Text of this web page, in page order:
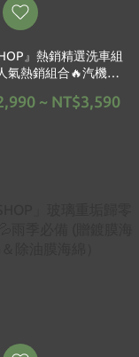
』熱銷精選洗車組
氣熱銷組合🔥汽機車
~ NT$3,590